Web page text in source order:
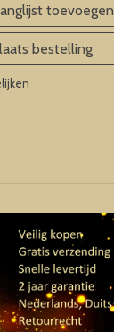
toevoegen
bestelling